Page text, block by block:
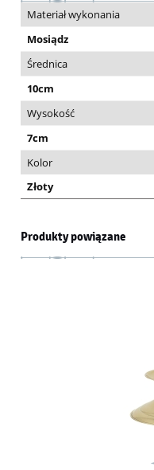
Materiał wykonania
Mosiądz
Średnica
10cm
Wysokość
7cm
Kolor
Złoty
Produkty powiązane